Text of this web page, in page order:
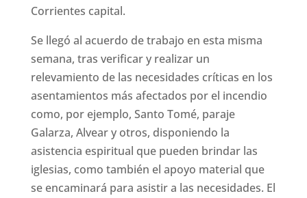
Corrientes capital.
Se llegó al acuerdo de trabajo en esta misma
semana, tras verificar y realizar un
relevamiento de las necesidades críticas en los
asentamientos más afectados por el incendio
como, por ejemplo, Santo Tomé, paraje
Galarza, Alvear y otros, disponiendo la
asistencia espiritual que pueden brindar las
iglesias, como también el apoyo material que
se encaminará para asistir a las necesidades. El